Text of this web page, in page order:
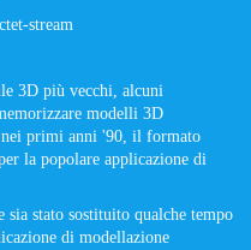
stream
3D più vecchi, alcuni
modelli 3D
primi anni '90, il formato
la popolare applicazione di
stato sostituito qualche tempo
di modellazione